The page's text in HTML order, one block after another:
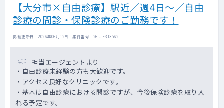
【大分市×自由診療】駅近／週4日～／自由
診療の問診・保険診療のご勤務です！
掲載更新日 : 2026年06月12日 案件番号 : 26-JF313562
担当エージェントより
・自由診療未経験の方も大歓迎です。
・アクセス良好なクリニックです。
・基本は自由診療における問診ですが、今後保険診療を取り入
れる予定です。